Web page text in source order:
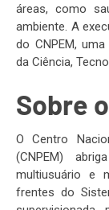
áreas, como
ambiente. A
do CNPEM,
da Ciência,
Sobre
O Centro
(CNPEM)
multiusuário e
frentes do